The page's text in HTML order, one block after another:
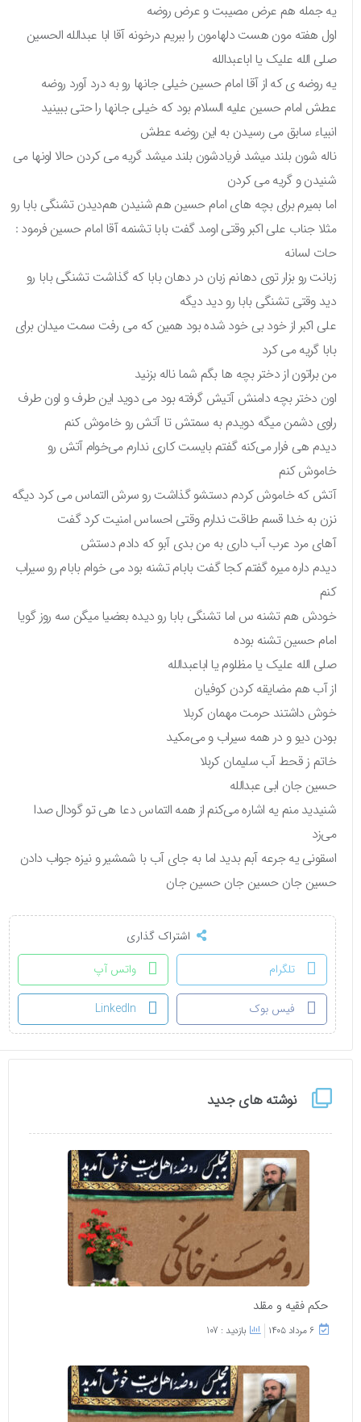
نوشته های جدید
حکم فقیه و مقلد
۶ مرداد ۱۴۰۵ بازدید : 107
یه جمله هم عرض مصیبت و عرض روضه
اول هفته مون هست دلهامون را ببریم‌ درخونه آقا ابا عبدالله الحسین
صلی الله علیک یا اباعبدالله
یه روضه ی که از آقا امام حسین خیلی جانها رو به درد آورد روضه
عطش امام حسین علیه السلام‌ بود که خیلی جانها را حتی ببینید
انبیاء سابق می رسیدن به این روضه عطش
ناله شون بلند میشد فریادشون بلند میشد گریه می کردن حالا اونها می
شنیدن و گریه می کردن
اما بمیرم برای بچه های امام حسین هم شنیدن هم‌دیدن تشنگی بابا رو
مثلا جناب علی اکبر وقتی اومد گفت بابا تشنمه آقا امام حسین فرمود :
حات لسانه
زبانت رو بزار توی دهانم‌ زبان در دهان بابا که گذاشت تشنگی بابا رو
دید وقتی تشنگی بابا رو دید دیگه
علی اکبر از خود بی خود شده بود همین که می رفت سمت میدان برای
بابا گریه می کرد
من براتون از دختر بچه ها بگم شما ناله بزنید
اون دختر بچه دامنش آتیش گرفته بود می دوید این طرف و اون طرف
راوی دشمن میگه دویدم به سمتش تا آتش رو خاموش کنم
دیدم هی فرار می‌کنه گفتم بایست کاری ندارم می‌خوام آتش رو
خاموش کنم
آتش که خاموش کردم دستشو گذاشت رو سرش التماس می کرد دیگه
نزن به خدا قسم طاقت ندارم وقتی احساس امنیت کرد گفت
آهای مرد عرب آب داری به من بدی آبو که دادم دستش
دیدم داره میره گفتم کجا گفت بابام تشنه بود می خوام بابام رو سیراب
کنم‌
خودش هم تشنه س اما تشنگی بابا رو دیده بعضیا میگن سه روز گویا
امام حسین تشنه بوده
صلی الله علیک یا مظلوم یا اباعبدالله
از آب هم مضایقه کردن کوفیان
خوش داشتند حرمت مهمان کربلا
بودن دیو و در همه سیراب و می‌مکید
خاتم ز قحط آب سلیمان کربلا
حسین جان ابی عبدالله
شنیدید منم یه اشاره می‌کنم از همه التماس دعا هی تو گودال صدا
می‌زد
اسقونی یه جرعه آبم‌ بدید اما به جای آب با شمشیر و نیزه جواب دادن
حسین جان حسین جان حسین جان
اشتراک گذاری
تلگرام
واتس آپ
فیس بوک LinkedIn